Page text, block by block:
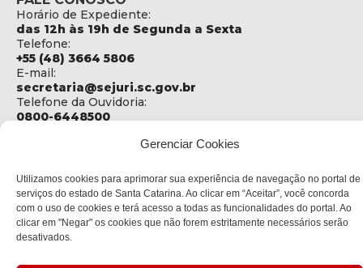
Gerenciar Cookies
Utilizamos cookies para aprimorar sua experiência de navegação no portal de
serviços do estado de Santa Catarina. Ao clicar em “Aceitar”, você concorda
com o uso de cookies e terá acesso a todas as funcionalidades do portal. Ao
clicar em "Negar" os cookies que não forem estritamente necessários serão
desativados.
Horário de Expediente:
das 12h às 19h de Segunda a Sexta
Telefone:
+55 (48) 3664 5806
E-mail:
secretaria@sejuri.sc.gov.br
Telefone da Ouvidoria:
0800-6448500
Social
Rua Fúlvio Aducci, 1214 - Loja 06
Bairro:
Estreito - Florianópolis - SC
88075-000